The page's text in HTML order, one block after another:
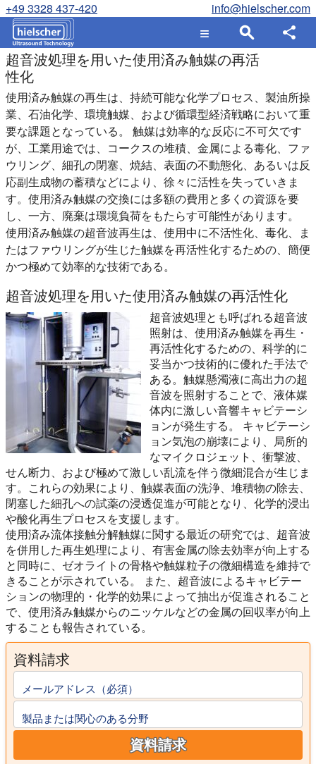
+49 3328 437-420 info@hielscher.com
超音波処理を用いた使用済み触媒の再活
性化
使用済み触媒の再生は、持続可能な化学プロセス、製油所操
業、石油化学、環境触媒、および循環型経済戦略において重
要な課題となっている。 触媒は効率的な反応に不可欠です
が、工業用途では、コークスの堆積、金属による毒化、ファ
ウリング、細孔の閉塞、焼結、表面の不動態化、あるいは反
応副生成物の蓄積などにより、徐々に活性を失っていきま
す。使用済み触媒の交換には多額の費用と多くの資源を要
し、一方、廃棄は環境負荷をもたらす可能性があります。
使用済み触媒の超音波再生は、使用中に不活性化、毒化、ま
たはファウリングが生じた触媒を再活性化するための、簡便
かつ極めて効率的な技術である。
超音波処理を用いた使用済み触媒の再活性化
超音波処理とも呼ばれる超音波
照射は、使用済み触媒を再生・
再活性化するための、科学的に
妥当かつ技術的に優れた手法で
ある。触媒懸濁液に高出力の超
音波を照射することで、液体媒
体内に激しい音響キャビテーシ
ョンが発生する。 キャビテーシ
ョン気泡の崩壊により、局所的
なマイクロジェット、衝撃波、
せん断力、および極めて激しい乱流を伴う微細混合が生じま
す。これらの効果により、触媒表面の洗浄、堆積物の除去、
閉塞した細孔への試薬の浸透促進が可能となり、化学的浸出
や酸化再生プロセスを支援します。
使用済み流体接触分解触媒に関する最近の研究では、超音波
を併用した再生処理により、有害金属の除去効率が向上する
と同時に、ゼオライトの骨格や触媒粒子の微細構造を維持で
きることが示されている。 また、超音波によるキャビテー
ションの物理的・化学的効果によって抽出が促進されること
で、使用済み触媒からのニッケルなどの金属の回収率が向上
することも報告されている。
資料請求
メールアドレス（必須）
製品または関心のある分野
資料請求